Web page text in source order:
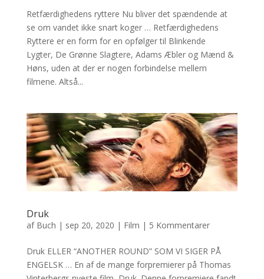
Retfærdighedens ryttere Nu bliver det spændende at
se om vandet ikke snart koger … Retfærdighedens
Ryttere er en form for en opfølger til Blinkende
Lygter, De Grønne Slagtere, Adams Æbler og Mænd &
Høns, uden at der er nogen forbindelse mellem
filmene. Altså...
Druk
af Buch | sep 20, 2020 | Film | 5 Kommentarer
Druk ELLER “ANOTHER ROUND” SOM VI SIGER PÅ
ENGELSK … En af de mange forpremierer på Thomas